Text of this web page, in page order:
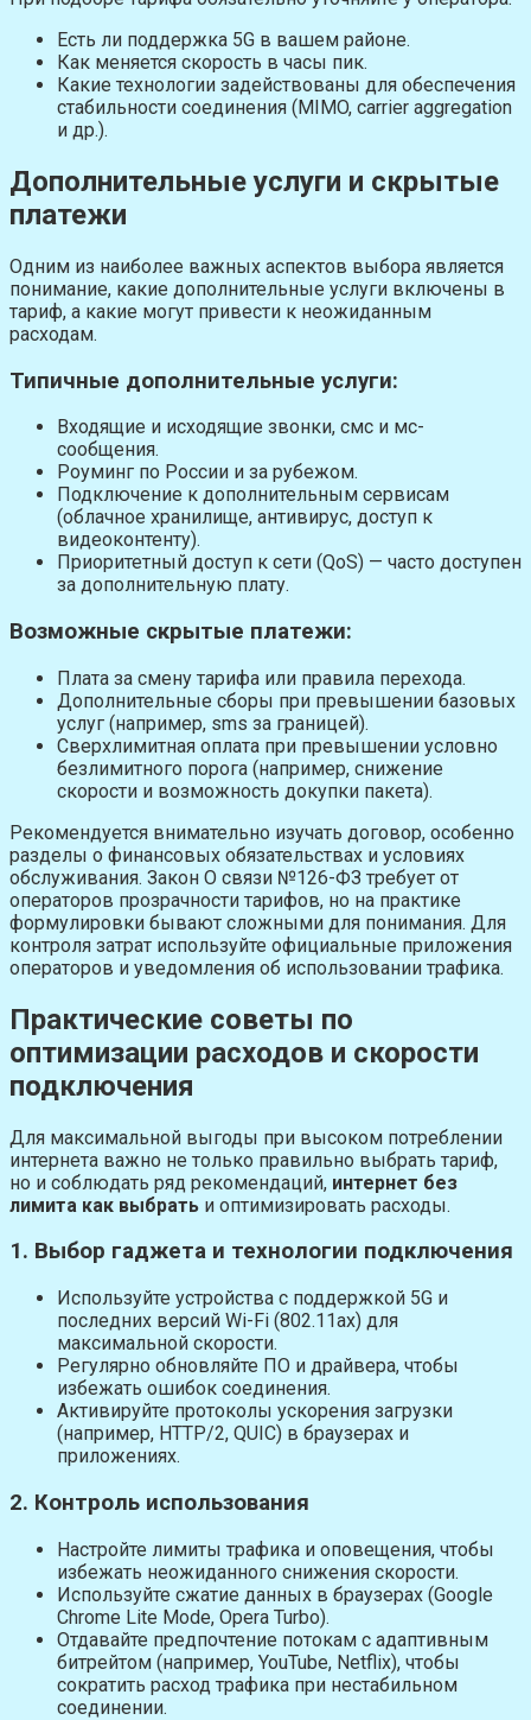
Есть ли поддержка 5G в вашем районе.
Как меняется скорость в часы пик.
Какие технологии задействованы для обеспечения
стабильности соединения (MIMO, carrier aggregation
и др.).
Дополнительные услуги и скрытые
платежи
Одним из наиболее важных аспектов выбора является
понимание, какие дополнительные услуги включены в
тариф, а какие могут привести к неожиданным
расходам.
Типичные дополнительные услуги:
Входящие и исходящие звонки, смс и мс-
сообщения.
Роуминг по России и за рубежом.
Подключение к дополнительным сервисам
(облачное хранилище, антивирус, доступ к
видеоконтенту).
Приоритетный доступ к сети (QoS) — часто доступен
за дополнительную плату.
Возможные скрытые платежи:
Плата за смену тарифа или правила перехода.
Дополнительные сборы при превышении базовых
услуг (например, sms за границей).
Сверхлимитная оплата при превышении условно
безлимитного порога (например, снижение
скорости и возможность докупки пакета).
Рекомендуется внимательно изучать договор, особенно
разделы о финансовых обязательствах и условиях
обслуживания. Закон О связи №126-ФЗ требует от
операторов прозрачности тарифов, но на практике
формулировки бывают сложными для понимания. Для
контроля затрат используйте официальные приложения
операторов и уведомления об использовании трафика.
Практические советы по
оптимизации расходов и скорости
подключения
Для максимальной выгоды при высоком потреблении
интернета важно не только правильно выбрать тариф,
но и соблюдать ряд рекомендаций, интернет без
лимита как выбрать и оптимизировать расходы.
1. Выбор гаджета и технологии подключения
Используйте устройства с поддержкой 5G и
последних версий Wi-Fi (802.11ax) для
максимальной скорости.
Регулярно обновляйте ПО и драйвера, чтобы
избежать ошибок соединения.
Активируйте протоколы ускорения загрузки
(например, HTTP/2, QUIC) в браузерах и
приложениях.
2. Контроль использования
Настройте лимиты трафика и оповещения, чтобы
избежать неожиданного снижения скорости.
Используйте сжатие данных в браузерах (Google
Chrome Lite Mode, Opera Turbo).
Отдавайте предпочтение потокам с адаптивным
битрейтом (например, YouTube, Netflix), чтобы
сократить расход трафика при нестабильном
соединении.